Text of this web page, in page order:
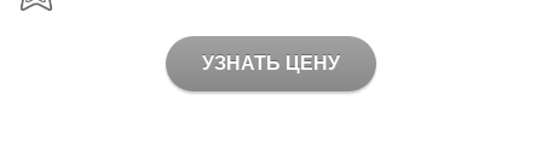
УЗНАТЬ ЦЕНУ